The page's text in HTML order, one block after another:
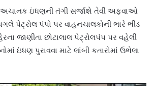
ઇંધણની તંગી સર્જાશે તેવી અફવાઓ
પંપો પર વાહનચાલકોની ભારે ભીડ
જાણીતા છોટાલાલ પેટ્રોલપંપ પર વહેલી
ઇંધણ પુરાવવા માટે લાંબી કતારોમાં ઉભેલા